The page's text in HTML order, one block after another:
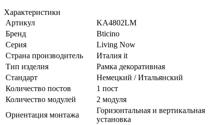
Характеристики
Артикул
KA4802LM
Бренд
Bticino
Серия
Living Now
Страна производитель
Италия it
Тип изделия
Рамка декоративная
Стандарт
Немецкий / Итальянский
Количество постов
1 пост
Количество модулей
2 модуля
Ориентация монтажа
Горизонтальная и вертикальная
установка